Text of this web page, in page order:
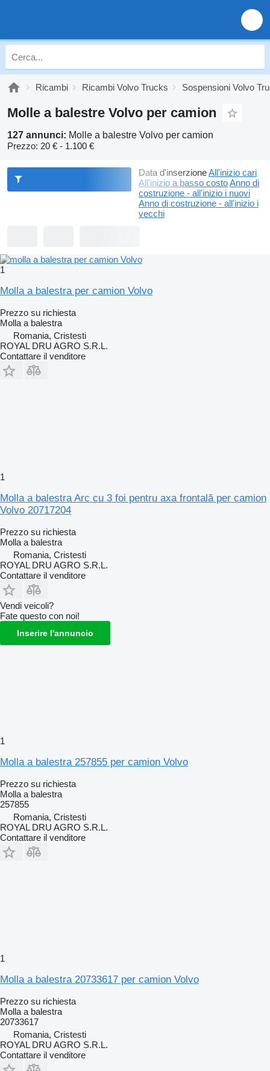
Ricambi Ricambi Volvo Trucks Sospensioni Volvo
Molle a balestre Volvo per camion
127 annunci: Molle a balestre Volvo per camion
Prezzo: 20 € - 1.100 €
Data d'inserzioneAll'inizio cari
All'inizio a basso costoAnno di
costruzione - all'inizio i nuovi
Anno di costruzione - all'inizio i
vecchi
1
Molla a balestra per camion Volvo
Prezzo su richiesta
Molla a balestra
Romania, Cristesti
ROYAL DRU AGRO S.R.L.
Contattare il venditore
1
Molla a balestra Arc cu 3 foi pentru axa frontală per camion
Volvo 20717204
Prezzo su richiesta
Molla a balestra
Romania, Cristesti
ROYAL DRU AGRO S.R.L.
Contattare il venditore
Vendi veicoli?
Fate questo con noi!
Inserire l'annuncio
1
Molla a balestra 257855 per camion Volvo
Prezzo su richiesta
Molla a balestra
257855
Romania, Cristesti
ROYAL DRU AGRO S.R.L.
Contattare il venditore
1
Molla a balestra 20733617 per camion Volvo
Prezzo su richiesta
Molla a balestra
20733617
Romania, Cristesti
ROYAL DRU AGRO S.R.L.
Contattare il venditore